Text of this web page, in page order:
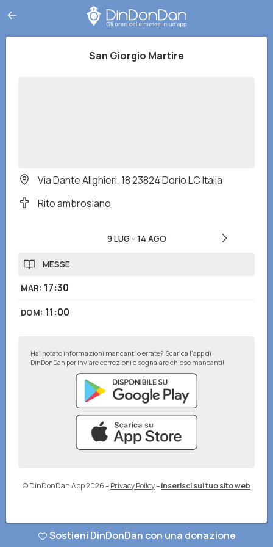
San Giorgio Martire
Via Dante Alighieri, 18 23824 Dorio LC Italia
Rito ambrosiano
9 LUG - 14 AGO
MESSE
MAR: 17:30
DOM: 11:00
Hai notato informazioni mancanti o errate? Scarica l'app di
DinDonDan per inviare correzioni e segnalare chiese mancanti!
© DinDonDan App 2026–Privacy Policy–Inserisci sul tuo sito web
Sostieni DinDonDan con una donazione